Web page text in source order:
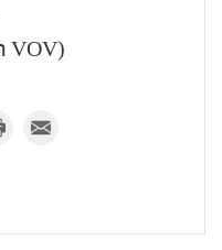
VOV)